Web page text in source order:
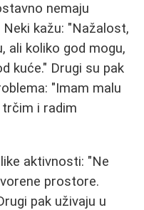
nemaju
kažu: "Nažalost,
ali koliko god mogu,
kuće." Drugi su pak
"Imam malu
i radim
aktivnosti: "Ne
prostore.
pak uživaju u